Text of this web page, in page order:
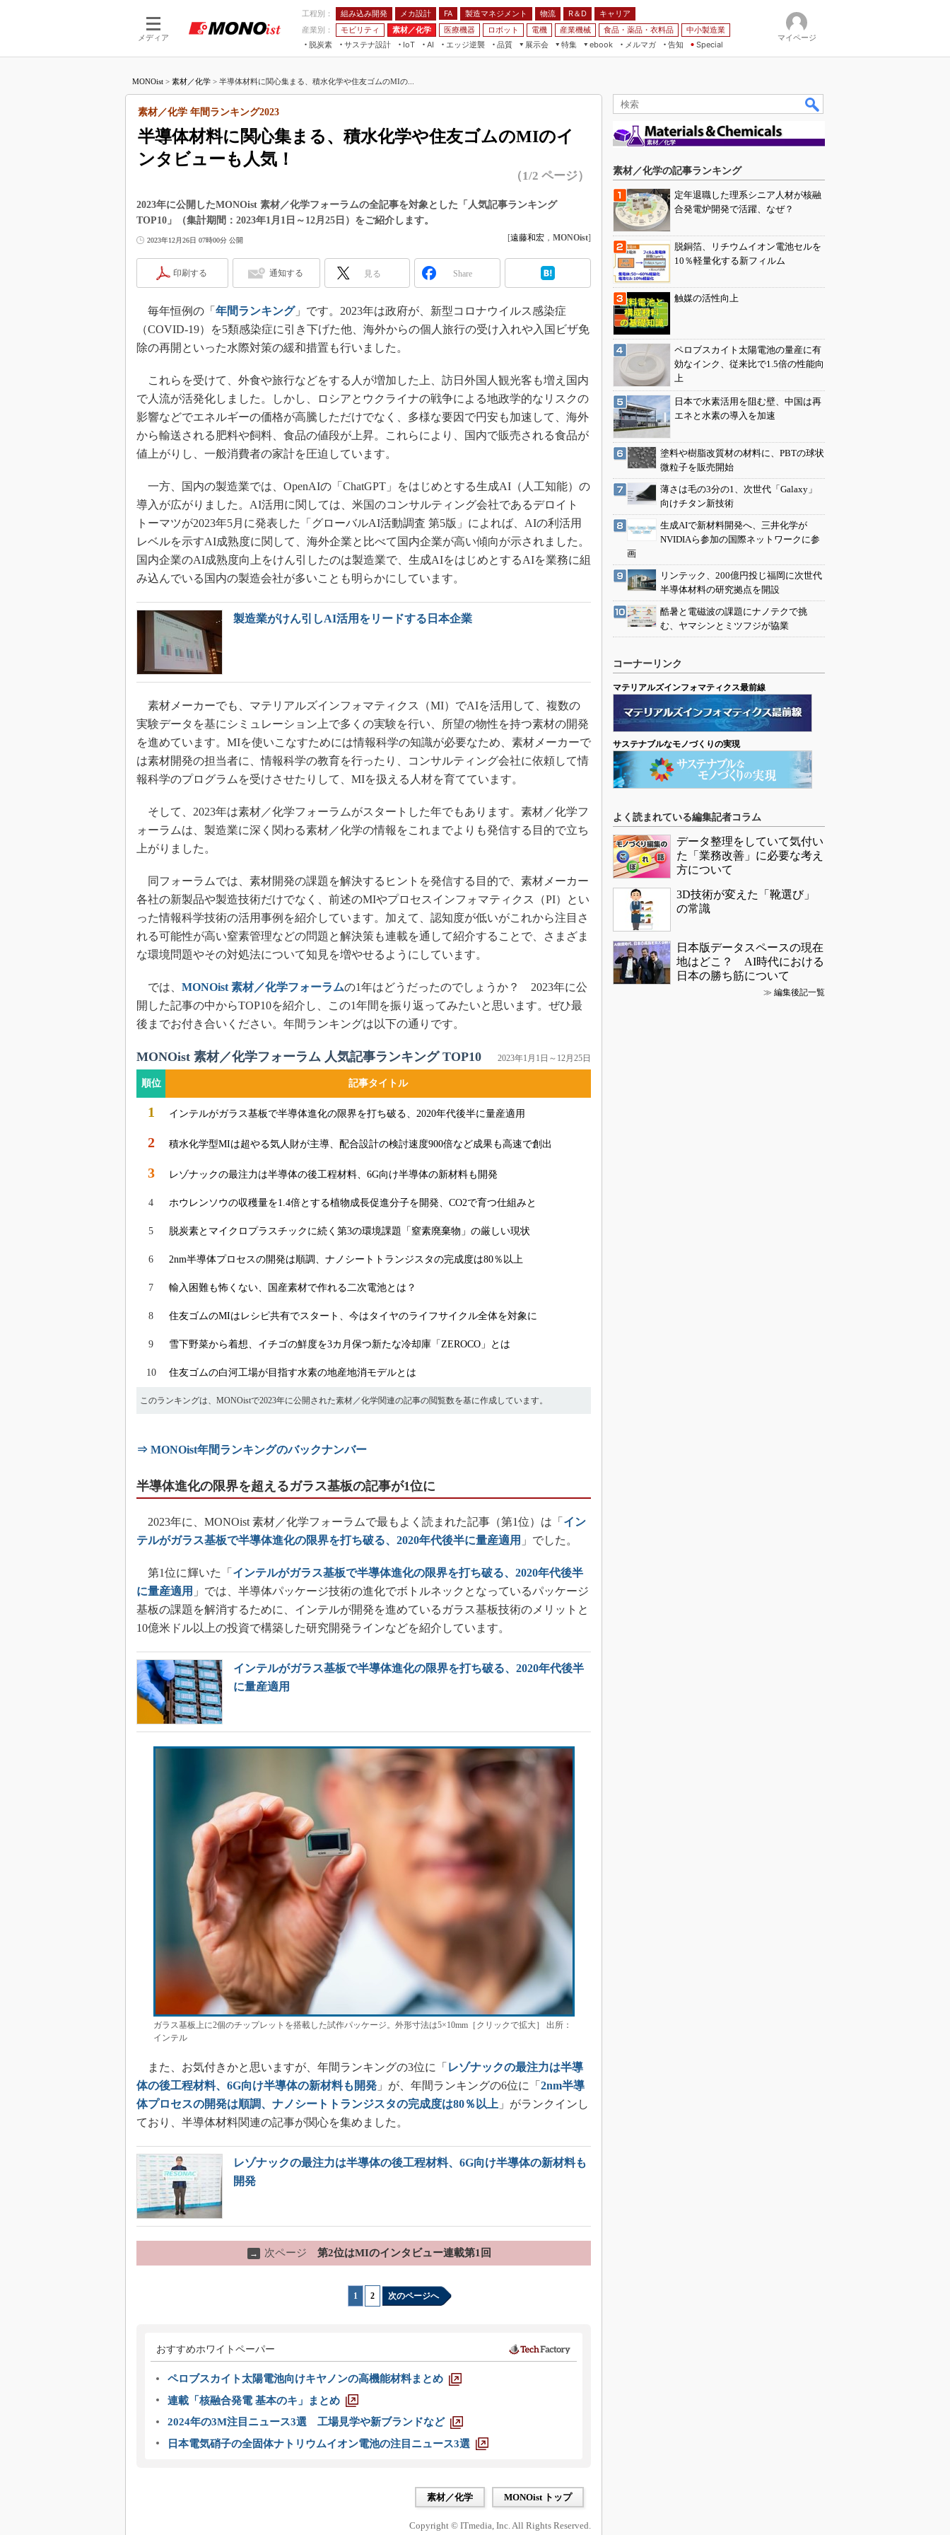
メディア
工程別： 組み込み開発 メカ設計 FA 製造マネジメント 物流 R＆D
キャリア
産業別：
モビリティ 素材／化学 医療機器 ロボット 電機 産業機械 食品・薬品・衣料品
中小製造業
脱炭素
サステナ設計
IoT
つながる工場
AI
AI×設備保全
エッジ逆襲 品質
展示会
JIMTOF
IIFES
TECHNO-FRONTIER
人テク展
日本ものづくりワールド
AUTOMOTIVE WORLD
産業オープンネット展
特集
VR／AR
フィールドサービス
車載ソフト開発
ISO26262
インダストリー4.0
製造業ビッグデータ
海外生産
グローバル設計・開発
制御セキュリティ
新型コロナへの対応
ebook
FA
メルマガ
告知 Special
マイページ
MONOist > 素材／化学 > 半導体材料に関心集まる、積水化学や住友ゴムのMIの...
半導体材料に関心集まる、積水化学や住友ゴムのMIのイ
ンタビューも人気！
素材／化学 年間ランキング2023
（1/2 ページ）
2023年に公開したMONOist 素材／化学フォーラムの全記事を対象とした「人気記事ランキング
TOP10」（集計期間：2023年1月1日～12月25日）をご紹介します。
2023年12月26日 07時00分 公開 [遠藤和宏 ， MONOist]
印刷する 通知する 見る Share
毎年恒例の「 年間ランキング」です。2023年は政府が、新型コロナウイルス感染症
（COVID-19）を5類感染症に引き下げた他、海外からの個人旅行の受け入れや入国ビザ免
除の再開といった水際対策の緩和措置も行いました。
これらを受けて、外食や旅行などをする人が増加した上、訪日外国人観光客も増え国内
で人流が活発化しました。しかし、ロシアとウクライナの戦争による地政学的なリスクの
影響などでエネルギーの価格が高騰しただけでなく、多様な要因で円安も加速して、海外
から輸送される肥料や飼料、食品の値段が上昇。これらにより、国内で販売される食品が
値上がりし、一般消費者の家計を圧迫しています。
一方、国内の製造業では、OpenAIの「ChatGPT」をはじめとする生成AI（人工知能）の
導入が広がりました。AI活用に関しては、米国のコンサルティング会社であるデロイト
トーマツが2023年5月に発表した「グローバルAI活動調査 第5版」によれば、AIの利活用
レベルを示すAI成熟度に関して、海外企業と比べて国内企業が高い傾向が示されました。
国内企業のAI成熟度向上をけん引したのは製造業で、生成AIをはじめとするAIを業務に組
み込んでいる国内の製造会社が多いことも明らかにしています。
製造業がけん引しAI活用をリードする日本企業
素材メーカーでも、マテリアルズインフォマティクス（MI）でAIを活用して、複数の
実験データを基にシミュレーション上で多くの実験を行い、所望の物性を持つ素材の開発
を進めています。MIを使いこなすためには情報科学の知識が必要なため、素材メーカーで
は素材開発の担当者に、情報科学の教育を行ったり、コンサルティング会社に依頼して情
報科学のプログラムを受けさせたりして、MIを扱える人材を育てています。
そして、2023年は素材／化学フォーラムがスタートした年でもあります。素材／化学フ
ォーラムは、製造業に深く関わる素材／化学の情報をこれまでよりも発信する目的で立ち
上がりました。
同フォーラムでは、素材開発の課題を解決するヒントを発信する目的で、素材メーカー
各社の新製品や製造技術だけでなく、前述のMIやプロセスインフォマティクス（PI）とい
った情報科学技術の活用事例を紹介しています。加えて、認知度が低いがこれから注目さ
れる可能性が高い窒素管理などの問題と解決策も連載を通して紹介することで、さまざま
な環境問題やその対処法について知見を増やせるようにしています。
では、 MONOist 素材／化学フォーラムの1年はどうだったのでしょうか？ 2023年に公
開した記事の中からTOP10を紹介し、この1年間を振り返ってみたいと思います。ぜひ最
後までお付き合いください。年間ランキングは以下の通りです。
MONOist 素材／化学フォーラム 人気記事ランキング TOP10 2023年1月1日～12月25日
順位 記事タイトル
1 インテルがガラス基板で半導体進化の限界を打ち破る、2020年代後半に量産適用
2 積水化学型MIは超やる気人財が主導、配合設計の検討速度900倍など成果も高速で創出
3 レゾナックの最注力は半導体の後工程材料、6G向け半導体の新材料も開発
4 ホウレンソウの収穫量を1.4倍とする植物成長促進分子を開発、CO2で育つ仕組みと
5 脱炭素とマイクロプラスチックに続く第3の環境課題「窒素廃棄物」の厳しい現状
6 2nm半導体プロセスの開発は順調、ナノシートトランジスタの完成度は80％以上
7 輸入困難も怖くない、国産素材で作れる二次電池とは？
8 住友ゴムのMIはレシピ共有でスタート、今はタイヤのライフサイクル全体を対象に
9 雪下野菜から着想、イチゴの鮮度を3カ月保つ新たな冷却庫「ZEROCO」とは
10 住友ゴムの白河工場が目指す水素の地産地消モデルとは
このランキングは、MONOistで2023年に公開された素材／化学関連の記事の閲覧数を基に作成しています。
⇒ MONOist年間ランキングのバックナンバー
半導体進化の限界を超えるガラス基板の記事が1位に
2023年に、MONOist 素材／化学フォーラムで最もよく読まれた記事（第1位）は「 イン
テルがガラス基板で半導体進化の限界を打ち破る、2020年代後半に量産適用 」でした。
第1位に輝いた「 インテルがガラス基板で半導体進化の限界を打ち破る、2020年代後半
に量産適用 」では、半導体パッケージ技術の進化でボトルネックとなっているパッケージ
基板の課題を解消するために、インテルが開発を進めているガラス基板技術のメリットと
10億米ドル以上の投資で構築した研究開発ラインなどを紹介しています。
インテルがガラス基板で半導体進化の限界を打ち破る、2020年代後半
に量産適用
ガラス基板上に2個のチップレットを搭載した試作パッケージ。外形寸法は5×10mm［クリックで拡大］ 出所：
インテル
また、お気付きかと思いますが、年間ランキングの3位に「 レゾナックの最注力は半導
体の後工程材料、6G向け半導体の新材料も開発 」が、年間ランキングの6位に「 2nm半導
体プロセスの開発は順調、ナノシートトランジスタの完成度は80％以上 」がランクインし
ており、半導体材料関連の記事が関心を集めました。
レゾナックの最注力は半導体の後工程材料、6G向け半導体の新材料も
開発
→ 次ページ 第2位はMIのインタビュー連載第1回
1 2 次のページへ
おすすめホワイトペーパー
ペロブスカイト太陽電池向けキヤノンの高機能材料まとめ
連載「核融合発電 基本のキ」まとめ
2024年の3M注目ニュース3選 工場見学や新ブランドなど
日本電気硝子の全固体ナトリウムイオン電池の注目ニュース3選
素材／化学 MONOist トップ
Copyright © ITmedia, Inc. All Rights Reserved.
素材／化学の記事ランキング
定年退職した理系シニア人材が核融
合発電炉開発で活躍、なぜ？
脱銅箔、リチウムイオン電池セルを
10％軽量化する新フィルム
触媒の活性向上
ペロブスカイト太陽電池の量産に有
効なインク、従来比で1.5倍の性能向
上
日本で水素活用を阻む壁、中国は再
エネと水素の導入を加速
塗料や樹脂改質材の材料に、PBTの球状
微粒子を販売開始
薄さは毛の3分の1、次世代「Galaxy」
向けチタン新技術
生成AIで新材料開発へ、三井化学が
NVIDIAら参加の国際ネットワークに参
画
リンテック、200億円投じ福岡に次世代
半導体材料の研究拠点を開設
酷暑と電磁波の課題にナノテクで挑
む、ヤマシンとミツフジが協業
コーナーリンク
マテリアルズインフォマティクス最前線
サステナブルなモノづくりの実現
よく読まれている編集記者コラム
データ整理をしていて気付い
た「業務改善」に必要な考え
方について
3D技術が変えた「靴選び」
の常識
日本版データスペースの現在
地はどこ？ AI時代における
日本の勝ち筋について
≫ 編集後記一覧